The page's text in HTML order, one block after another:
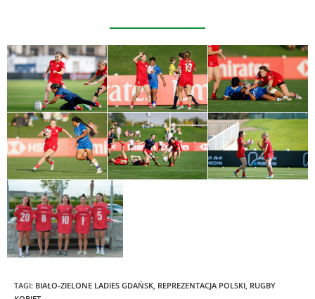
TAGI: BIAŁO-ZIELONE LADIES GDAŃSK REPREZENTACJA POLSKI RUGBY